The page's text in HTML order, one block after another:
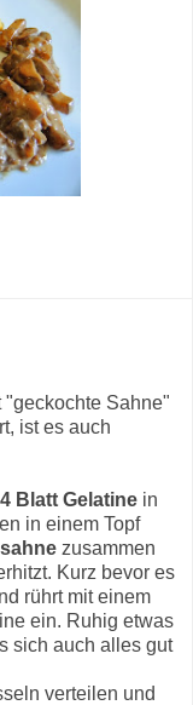
"geckochte Sahne"
ist es auch
4 Blatt Gelatine in
in einem Topf
zusammen
Kurz bevor es
rührt mit einem
ein. Ruhig etwas
sich auch alles gut
verteilen und